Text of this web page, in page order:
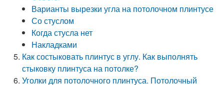
Варианты вырезки угла на потолочном плинтусе
Со стуслом
Когда стусла нет
Накладками
Как состыковать плинтус в углу. Как выполнять
стыковку плинтуса на потолке?
Уголки для потолочного плинтуса. Потолочный